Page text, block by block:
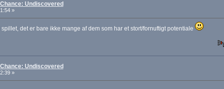
Undiscovered
»
det er bare ikke mange af dem som har et stort/fornuftigt potentiale
Undiscovered
»